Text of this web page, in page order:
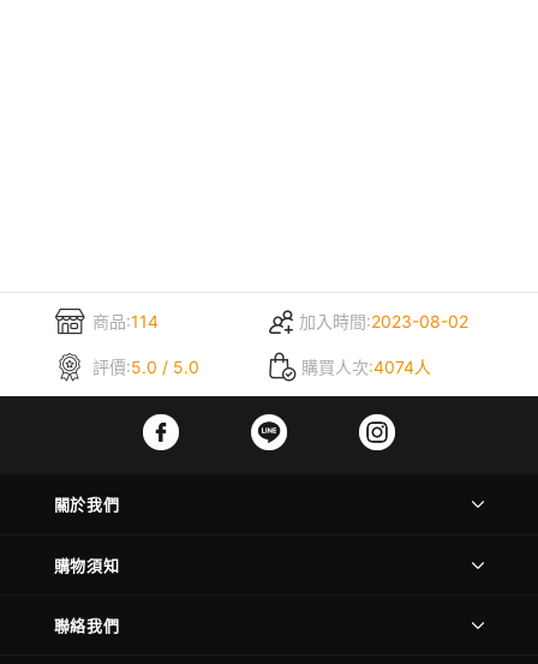
商品:114 加入時間:2023-08-02
評價:5.0 / 5.0 購買人次:4074人
關於我們
購物須知
聯絡我們